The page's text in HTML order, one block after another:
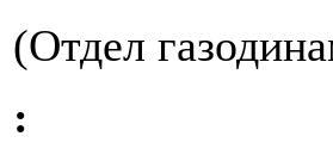
(Отдел
: